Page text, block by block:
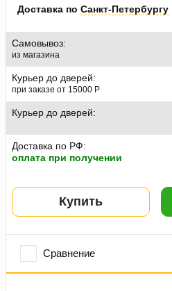
Доставка по Санкт-Петербургу
Самовывоз:
из магазина
Курьер до дверей:
при заказе от 15000 P
Курьер до дверей:
Доставка по РФ:
оплата при получении
Купить
Сравнение